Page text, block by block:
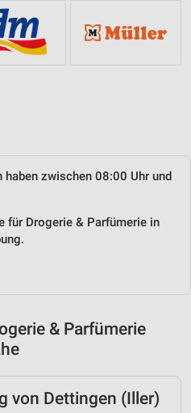
haben zwischen 08:00 Uhr und
für Drogerie & Parfümerie in
& Parfümerie
von Dettingen (Iller)